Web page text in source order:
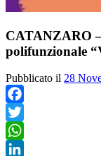
CATANZARO
polifunzionale
Pubblicato il 28
Facebook
Twitter
WhatsApp